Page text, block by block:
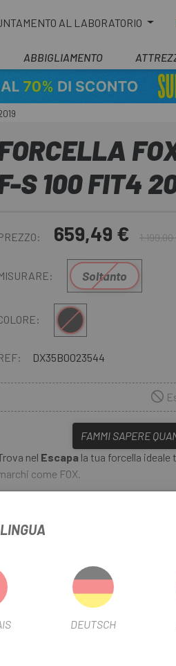
AL LABORATORIO
ABBIGLIAMENTO
S 100 FIT4
659,49 € 1.199,00
Soltanto
Multiplo
DX35B0023544
FAMMI SAPERE
nel Escapa la tua forcella
come FOX.
i ciclisti che desiderano una forcella
di applicazioni: leggera per le salite e
DEUTSCH